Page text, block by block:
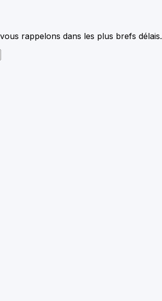
rappelons dans les plus brefs délais.